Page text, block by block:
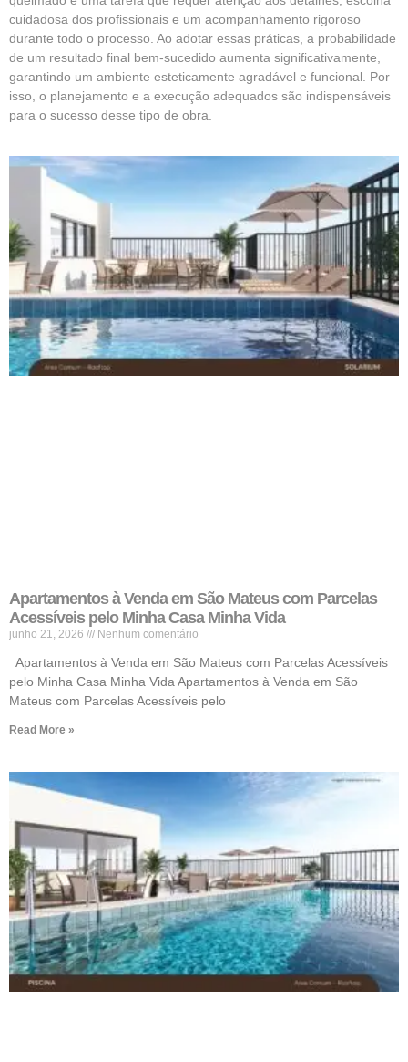
cuidadosa dos profissionais e um acompanhamento rigoroso
durante todo o processo. Ao adotar essas práticas, a probabilidade
de um resultado final bem-sucedido aumenta significativamente,
garantindo um ambiente esteticamente agradável e funcional. Por
isso, o planejamento e a execução adequados são indispensáveis
para o sucesso desse tipo de obra.
Apartamentos à Venda em São Mateus com Parcelas
Acessíveis pelo Minha Casa Minha Vida
junho 21, 2026 Nenhum comentário
Apartamentos à Venda em São Mateus com Parcelas Acessíveis
pelo Minha Casa Minha Vida Apartamentos à Venda em São
Mateus com Parcelas Acessíveis pelo
Read More »